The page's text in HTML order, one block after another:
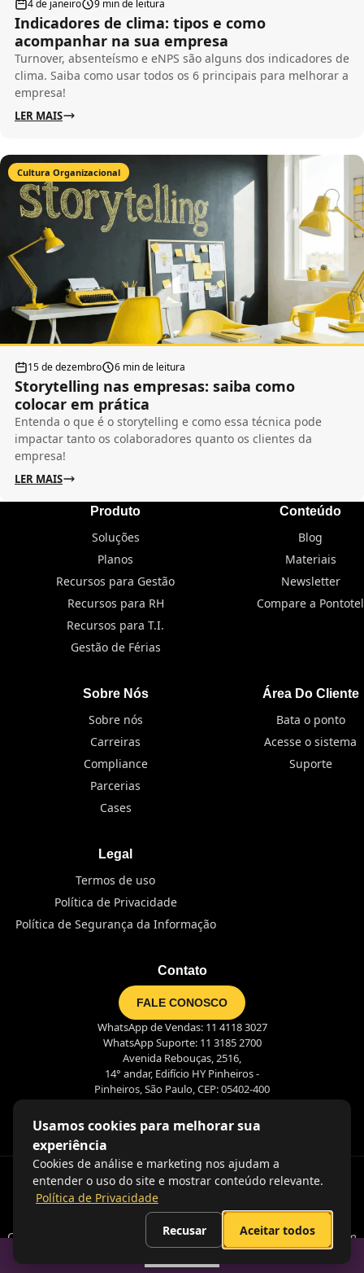
4 de janeiro 9 min de leitura
Indicadores de clima: tipos e como
acompanhar na sua empresa
Turnover, absenteísmo e eNPS são alguns dos indicadores de
clima. Saiba como usar todos os 6 principais para melhorar a
empresa!
LER MAIS
Cultura Organizacional
15 de dezembro 6 min de leitura
Storytelling nas empresas: saiba como
colocar em prática
Entenda o que é o storytelling e como essa técnica pode
impactar tanto os colaboradores quanto os clientes da
empresa!
LER MAIS
Produto
Soluções
Planos
Recursos para Gestão
Recursos para RH
Recursos para T.I.
Gestão de Férias
Conteúdo
Blog
Materiais
Newsletter
Compare a Pontotel
Sobre Nós
Sobre nós
Carreiras
Compliance
Parcerias
Cases
Área Do Cliente
Bata o ponto
Acesse o sistema
Suporte
Legal
Termos de uso
Política de Privacidade
Política de Segurança da Informação
Contato
FALE CONOSCO
WhatsApp de Vendas: 11 4118 3027
WhatsApp Suporte: 11 3185 2700
Avenida Rebouças, 2516,
14° andar, Edifício HY Pinheiros -
Pinheiros, São Paulo, CEP: 05402-400
Coração nas pessoas, olhos no futuro e mãos na massa. É assim
que criamos juntos o futuro do trabalho!
2026. Pontotel. Todos os direitos reservados.
Usamos cookies para melhorar sua
experiência
Cookies de análise e marketing nos ajudam a
entender o uso do site e mostrar conteúdo relevante.
Política de Privacidade
Recusar Aceitar todos